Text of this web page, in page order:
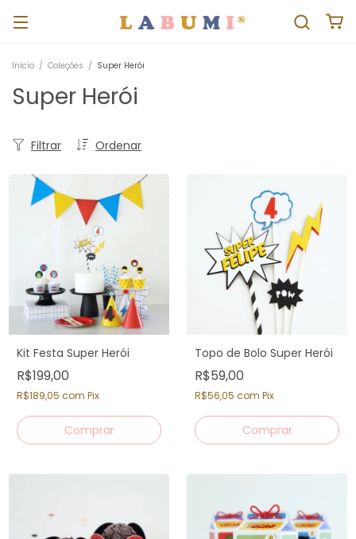
Início / Coleções / Super Herói
Super Herói
Ordenar
Filtrar
Kit Festa Super Herói
R$199,00
R$189,05 com Pix
Topo de Bolo Super Herói
R$59,00
R$56,05 com Pix